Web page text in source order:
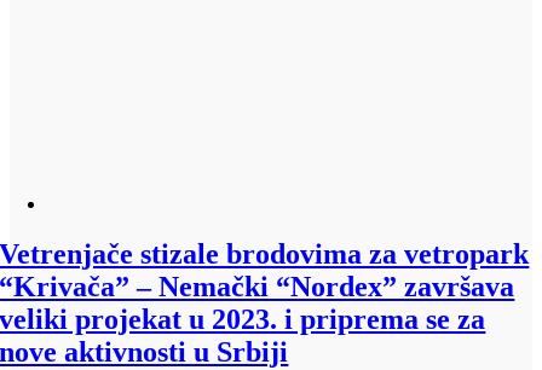
Vetrenjače stizale brodovima za vetropark
“Krivača” – Nemački “Nordex” završava
veliki projekat u 2023. i priprema se za
nove aktivnosti u Srbiji